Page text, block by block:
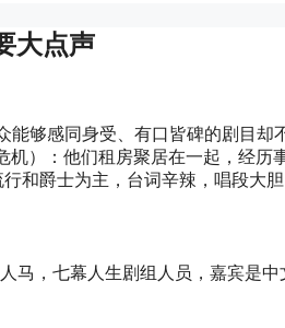
大点声
能够感同身受、有口皆碑的剧目
机）：他们租房聚居在一起，经
和爵士为主，台词辛辣，唱段大
马，七幕人生剧组人员，嘉宾是